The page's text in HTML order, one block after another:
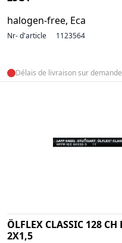
halogen-free, Eca
Nr- d'article 1123564
Délais de livraison sur demande
ÖLFLEX CLASSIC 128
2X1,5